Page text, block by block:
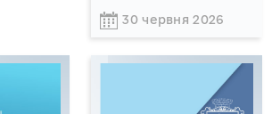
30 червня 2026